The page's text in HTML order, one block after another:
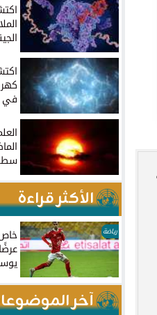
في
الأكثر قراءة
رياضة
آخر